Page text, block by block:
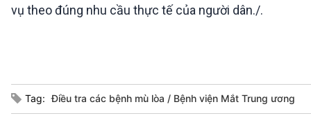
vụ theo đúng nhu cầu thực tế của người dân./.
Tag: Điều tra các bệnh mù lòa Bệnh viện Mắt Trung ương